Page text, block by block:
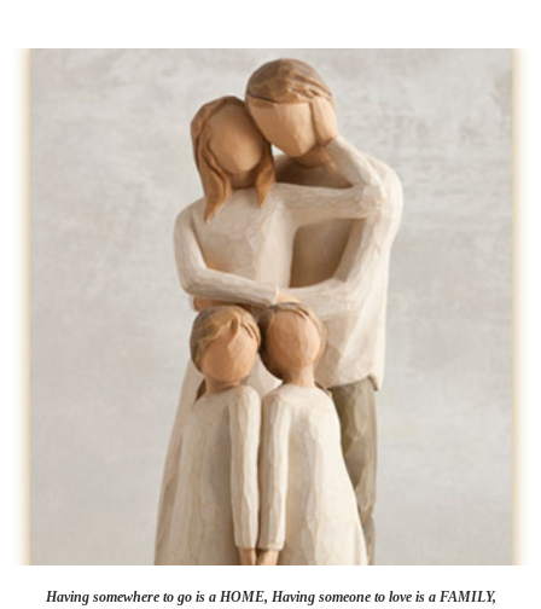
Having somewhere to go is a HOME, Having someone to love is a FAMILY,